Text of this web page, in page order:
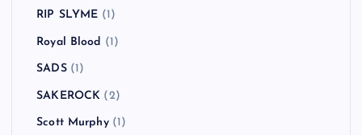
RIP SLYME (1)
Royal Blood (1)
SADS(1)
SAKEROCK (2)
Scott Murphy(1)